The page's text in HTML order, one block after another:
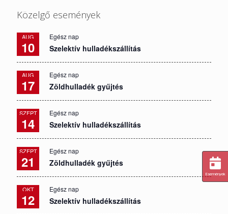
Közelgő események
AUG
10
Egész nap
Szelektív hulladékszállítás
AUG
17
Egész nap
Zöldhulladék gyűjtés
SZEPT
14
Egész nap
Szelektív hulladékszállítás
SZEPT
21
Egész nap
Zöldhulladék gyűjtés
OKT
12
Egész nap
Szelektív hulladékszállítás
Események